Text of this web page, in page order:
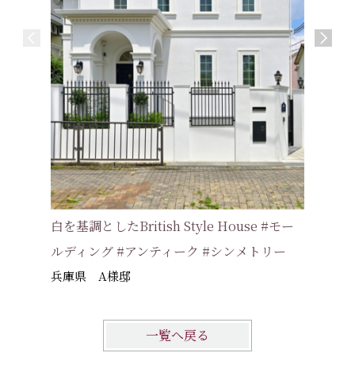
白を基調としたBritish Style House #モー
ルディング #アンティーク #シンメトリー
兵庫県 A様邸
一覧へ戻る